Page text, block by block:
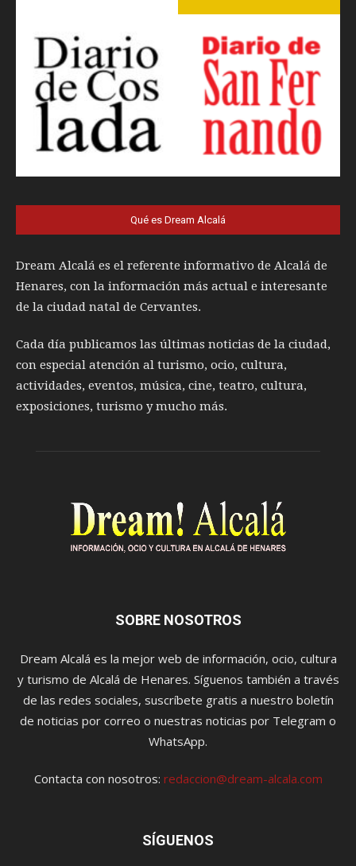
Qué es Dream Alcalá
Dream Alcalá es el referente informativo de Alcalá de
Henares, con la información más actual e interesante
de la ciudad natal de Cervantes.
Cada día publicamos las últimas noticias de la ciudad,
con especial atención al turismo, ocio, cultura,
actividades, eventos, música, cine, teatro, cultura,
exposiciones, turismo y mucho más.
SOBRE NOSOTROS
Dream Alcalá es la mejor web de información, ocio, cultura
y turismo de Alcalá de Henares. Síguenos también a través
de las redes sociales, suscríbete gratis a nuestro boletín
de noticias por correo o nuestras noticias por Telegram o
WhatsApp.
Contacta con nosotros: redaccion@dream-alcala.com
SÍGUENOS